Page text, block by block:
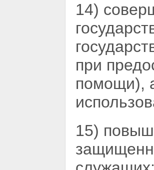
14)
при
помощи),
15)